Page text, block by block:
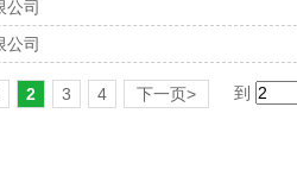
公司
公司
2 3 4 下一页> 到